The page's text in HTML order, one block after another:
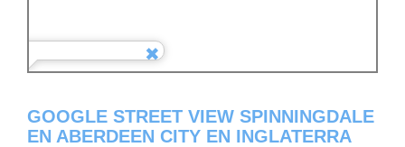
GOOGLE STREET VIEW SPINNINGDALE
EN ABERDEEN CITY EN INGLATERRA